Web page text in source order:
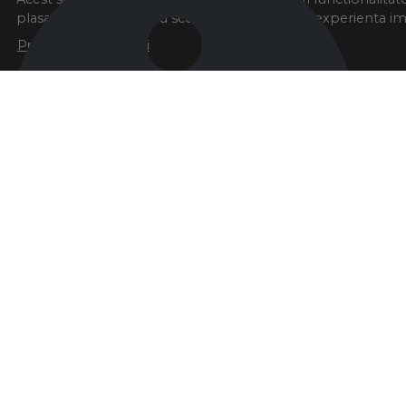
plasarea de cookies, cu scopul de a va oferi o experienta
Preferinte cookie-uri